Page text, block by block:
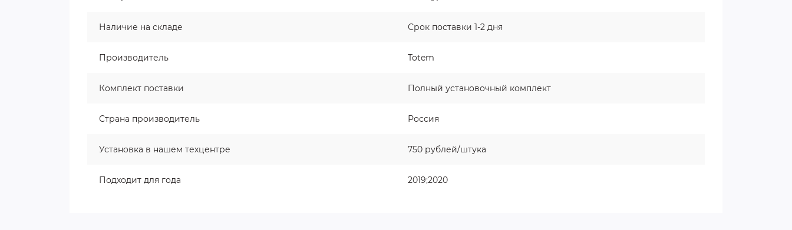
Наличие на складе Срок поставки 1-2 дня
Производитель Totem
Комплект поставки Полный установочный комплект
Страна производитель Россия
Установка в нашем техцентре 750 рублей/штука
Подходит для года 2019;2020